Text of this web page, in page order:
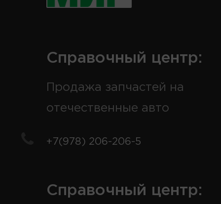
Справочный центр:
Продажа запчастей на
отечественные авто
+7(978) 206-206-5
Справочный центр: